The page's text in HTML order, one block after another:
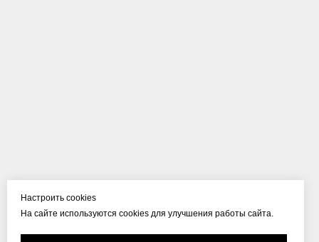
Настроить cookies
На сайте используются cookies для улучшения работы сайта.